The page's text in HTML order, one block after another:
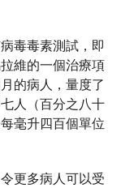
毒毒素測試，即
維的一個治療項
的病人，量度了
人（百分之八十
毫升四百個單位
更多病人可以受